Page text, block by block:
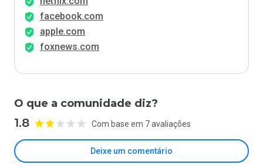
facebook.com
apple.com
foxnews.com
O que a comunidade diz?
1.8 Com base em 7 avaliações
Deixe um comentário